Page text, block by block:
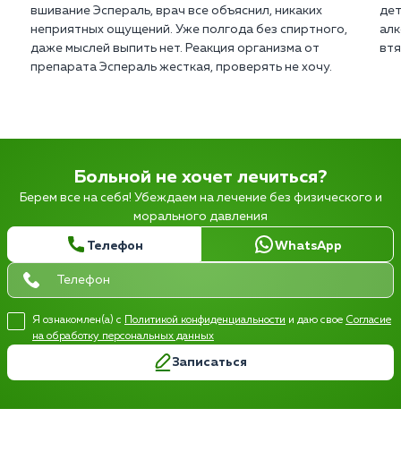
вшивание Эспераль, врач все объяснил, никаких
неприятных ощущений. Уже полгода без спиртного,
даже мыслей выпить нет. Реакция организма от
препарата Эспераль жесткая, проверять не хочу.
Больной не хочет лечиться?
Берем все на себя! Убеждаем на лечение без физического и
морального давления
Телефон WhatsApp
Я ознакомлен(а) с Политикой конфиденциальности и даю свое Согласие
на обработку персональных данных
Записаться